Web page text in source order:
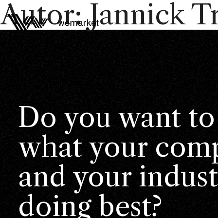
Autor:Jannick
Do you want to
what your
and your
doing best?